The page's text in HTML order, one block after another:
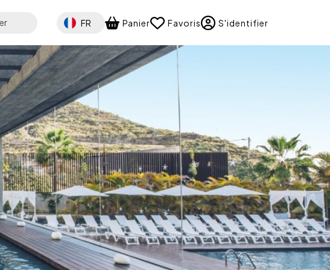
Select your language
FR Panier Favoris S'identifier